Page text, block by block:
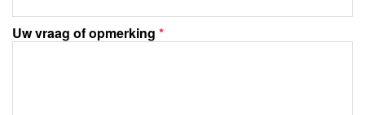
Uw vraag of opmerking *